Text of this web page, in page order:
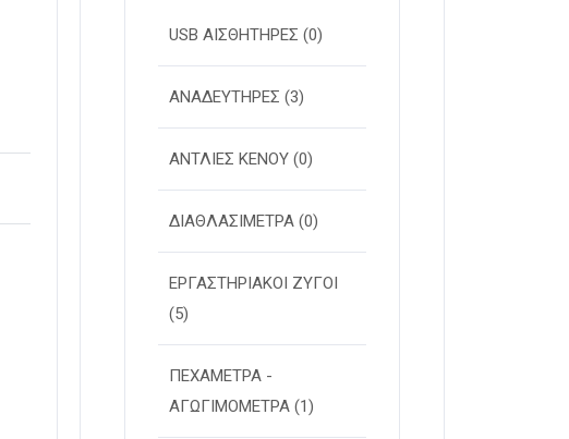
USB ΑΙΣΘΗΤΗΡΕΣ (0)
ΑΝΑΔΕΥΤΗΡΕΣ (3)
ΑΝΤΛΙΕΣ ΚΕΝΟΥ (0)
ΔΙΑΘΛΑΣΙΜΕΤΡΑ (0)
ΕΡΓΑΣΤΗΡΙΑΚΟΙ ΖΥΓΟΙ
(5)
ΠΕΧΑΜΕΤΡΑ -
ΑΓΩΓΙΜΟΜΕΤΡΑ (1)